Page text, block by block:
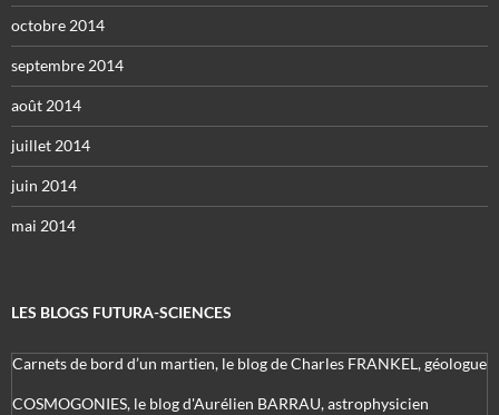
octobre 2014
septembre 2014
août 2014
juillet 2014
juin 2014
mai 2014
LES BLOGS FUTURA-SCIENCES
Carnets de bord d’un martien, le blog de Charles FRANKEL, géologue
COSMOGONIES, le blog d'Aurélien BARRAU, astrophysicien